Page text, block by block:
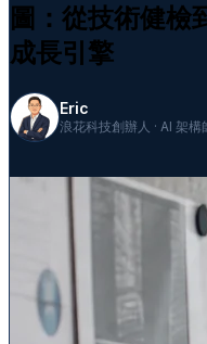
圖：從技術健檢
成長引擎
Eric
浪花科技創辦人 · AI 架構